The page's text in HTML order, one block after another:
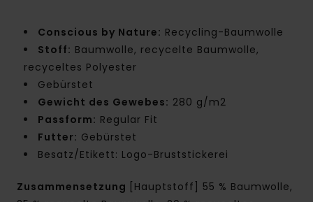
Conscious by Nature: Recycling-Baumwolle
Stoff: Baumwolle, recycelte Baumwolle,
recyceltes Polyester
Gebürstet
Gewicht des Gewebes: 280 g/m2
Passform: Regular Fit
Futter: Gebürstet
Besatz/Etikett: Logo-Bruststickerei
Zusammensetzung [Hauptstoff] 55 % Baumwolle,